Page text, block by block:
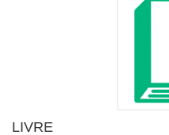
LIVRE